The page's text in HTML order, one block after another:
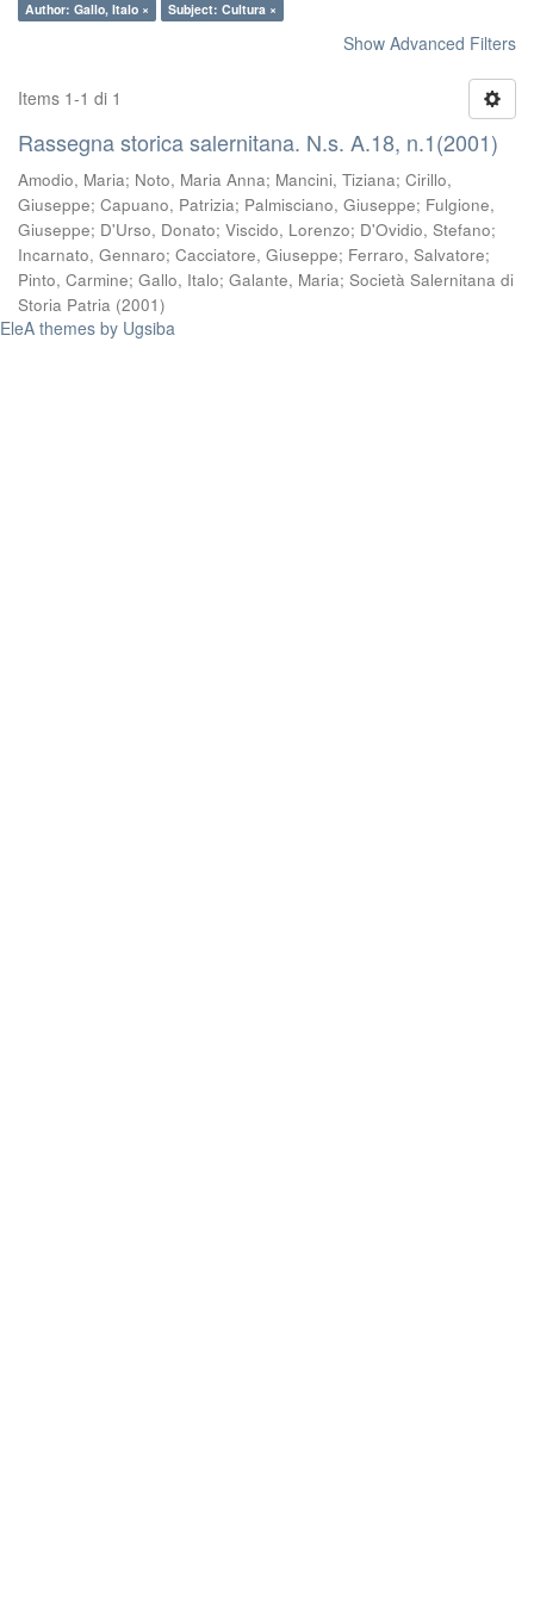
Author: Gallo, Italo ×
Subject: Cultura ×
Show Advanced Filters
Items 1-1 di 1
Rassegna storica salernitana. N.s. A.18, n.1(2001)
Amodio, Maria; Noto, Maria Anna; Mancini, Tiziana; Cirillo,
Giuseppe; Capuano, Patrizia; Palmisciano, Giuseppe; Fulgione,
Giuseppe; D'Urso, Donato; Viscido, Lorenzo; D'Ovidio, Stefano;
Incarnato, Gennaro; Cacciatore, Giuseppe; Ferraro, Salvatore;
Pinto, Carmine; Gallo, Italo; Galante, Maria; Società Salernitana di
Storia Patria (2001)
EleA themes by Ugsiba